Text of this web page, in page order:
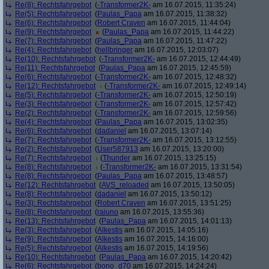
Re(8): Rechtsfahrgebot (-Transformer2K- am 16.07.2015, 11:35:24)
Re(5): Rechtsfahrgebot (Paulas_Papa am 16.07.2015, 11:38:32)
Re(6): Rechtsfahrgebot (Robert Craven am 16.07.2015, 11:44:04)
Re(9): Rechtsfahrgebot
(Paulas_Papa am 16.07.2015, 11:44:22)
Re(7): Rechtsfahrgebot (Paulas_Papa am 16.07.2015, 11:47:22)
Re(4): Rechtsfahrgebot (hellbringer am 16.07.2015, 12:03:07)
Re(10): Rechtsfahrgebot (-Transformer2K- am 16.07.2015, 12:44:49)
Re(11): Rechtsfahrgebot (Paulas_Papa am 16.07.2015, 12:45:59)
Re(6): Rechtsfahrgebot (-Transformer2K- am 16.07.2015, 12:48:32)
Re(12): Rechtsfahrgebot
(-Transformer2K- am 16.07.2015, 12:49:14)
Re(5): Rechtsfahrgebot (-Transformer2K- am 16.07.2015, 12:50:19)
Re(3): Rechtsfahrgebot (-Transformer2K- am 16.07.2015, 12:57:42)
Re(2): Rechtsfahrgebot (-Transformer2K- am 16.07.2015, 12:59:56)
Re(4): Rechtsfahrgebot (Paulas_Papa am 16.07.2015, 13:02:35)
Re(6): Rechtsfahrgebot (dadaniel am 16.07.2015, 13:07:14)
Re(7): Rechtsfahrgebot (-Transformer2K- am 16.07.2015, 13:12:55)
Re(2): Rechtsfahrgebot (User587913 am 16.07.2015, 13:20:00)
Re(7): Rechtsfahrgebot
(Thunder am 16.07.2015, 13:25:15)
Re(8): Rechtsfahrgebot
(-Transformer2K- am 16.07.2015, 13:31:54)
Re(8): Rechtsfahrgebot (Paulas_Papa am 16.07.2015, 13:48:57)
Re(12): Rechtsfahrgebot (AVS_reloaded am 16.07.2015, 13:50:05)
Re(8): Rechtsfahrgebot (dadaniel am 16.07.2015, 13:50:12)
Re(3): Rechtsfahrgebot (Robert Craven am 16.07.2015, 13:51:25)
Re(8): Rechtsfahrgebot (raiuno am 16.07.2015, 13:55:36)
Re(13): Rechtsfahrgebot (Paulas_Papa am 16.07.2015, 14:01:13)
Re(3): Rechtsfahrgebot (Alkestis am 16.07.2015, 14:05:16)
Re(9): Rechtsfahrgebot (Alkestis am 16.07.2015, 14:16:00)
Re(5): Rechtsfahrgebot (Alkestis am 16.07.2015, 14:19:56)
Re(10): Rechtsfahrgebot (Paulas_Papa am 16.07.2015, 14:20:42)
Re(6): Rechtsfahrgebot (bono_d70 am 16.07.2015, 14:24:24)